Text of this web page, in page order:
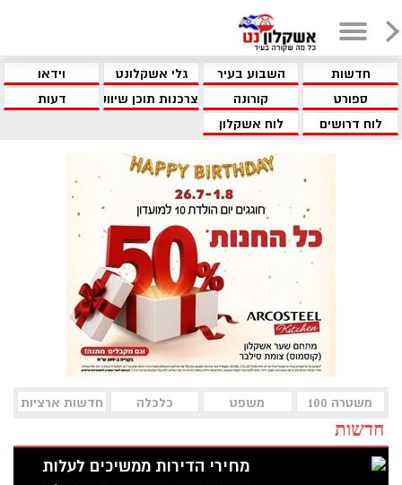
חדשות השבוע בעיר גלי אשקלונט
וידאו
ספורט
קורונה צרכנות תוכן שיווקי
דעות
לוח דרושים
לוח אשקלון
משטרה 100 משפט כלכלה חדשות ארציות
חדשות
מחירי הדירות ממשיכים לעלות